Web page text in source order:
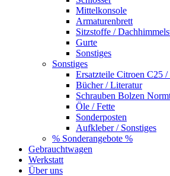
Mittelkonsole
Armaturenbrett
Sitzstoffe /
Gurte
Sonstiges
Sonstiges
Ersatzteile Citroen C25
Bücher / Literatur
Schrauben Bolzen
Öle / Fette
Sonderposten
Aufkleber / Sonstiges
% Sonderangebote %
Gebrauchtwagen
Werkstatt
Über uns